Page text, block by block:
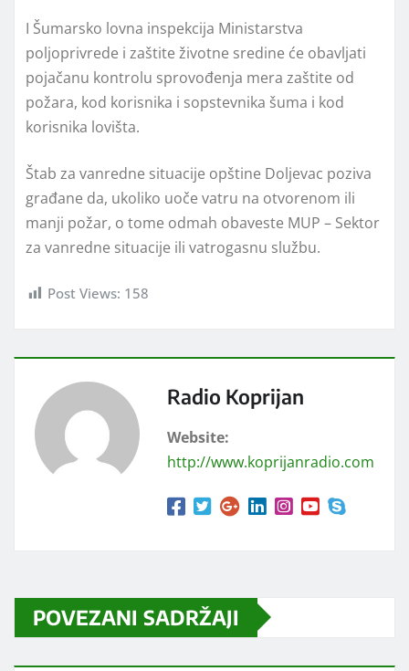
I Šumarsko lovna inspekcija Ministarstva
poljoprivrede i zaštite životne sredine će obavljati
pojačanu kontrolu sprovođenja mera zaštite od
požara, kod korisnika i sopstevnika šuma i kod
korisnika lovišta.
Štab za vanredne situacije opštine Doljevac poziva
građane da, ukoliko uoče vatru na otvorenom ili
manji požar, o tome odmah obaveste MUP – Sektor
za vanredne situacije ili vatrogasnu službu.
Post Views: 158
Radio Koprijan
Website:
http://www.koprijanradio.com
POVEZANI SADRŽAJI